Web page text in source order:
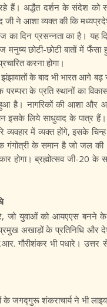
हैं। अद्धैत दर्शन के संदेश को
ने आशा व्यक्त की कि
का दिन प्रसन्नता का है। यह
मनुष्य छोटी-छोटी बातों में
करना होगा।
के बाद भी भारत आगे
के प्रति स्थानों का
हुआ है। नागरिकों की आशा और
इसके लिये साधुवाद के पात्र
व्यवहार में व्यक्त होंगे, इसके
के समान है जो जल की
होगा। ब्रह्मोत्सव जी-20 के
जो युवाओं को आयएएस बनने
अखाड़ों के प्रतिनिधि और
गौरीशंकर भी पधारे।
के जगद्गुरू शंकराचार्य ने भी